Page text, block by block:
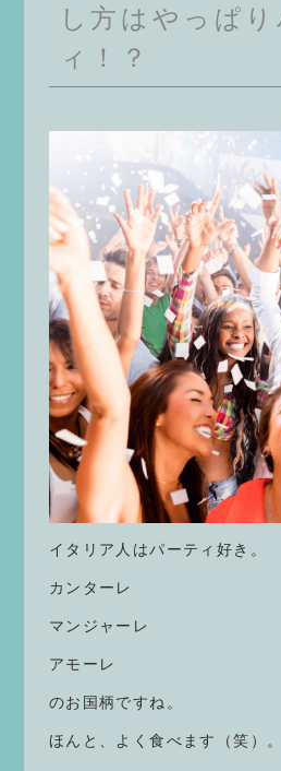
し方はやっぱり
ィ！？
イタリア人はパーティ好き。
カンターレ
マンジャーレ
アモーレ
のお国柄ですね。
ほんと、よく食べます（笑）。